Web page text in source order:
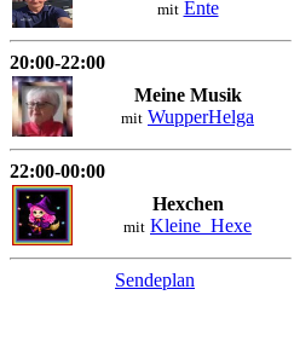
mit Ente
20:00-22:00
Meine Musik
mit WupperHelga
22:00-00:00
Hexchen
mit Kleine_Hexe
Sendeplan